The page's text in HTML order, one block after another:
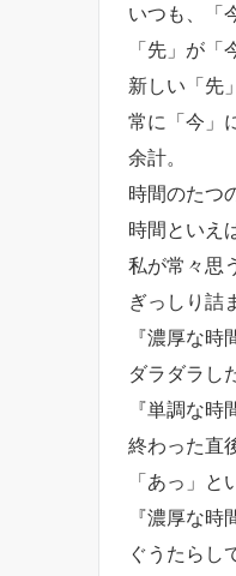
いつも、「
「先」が
新しい「先
常に「今」
余計。
時間のたつ
時間といえ
私が常々思
ぎっしり詰
『濃厚な時
ダラダラし
『単調な時
終わった直
「あっ」
『濃厚な時
ぐうたらし